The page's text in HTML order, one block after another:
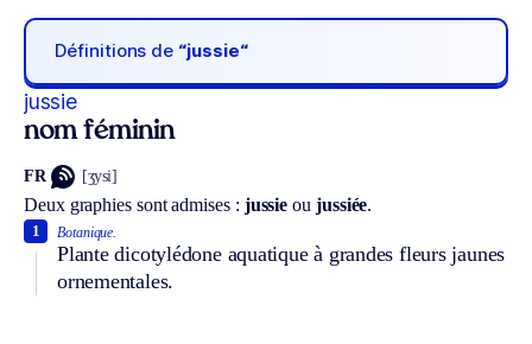
Définitions de “jussie“
jussie
nom féminin
FR [ʒysi]
Deux graphies sont admises : jussieou jussiée.
Botanique.
Plante dicotylédone aquatique à grandes fleurs jaunes
ornementales.
1